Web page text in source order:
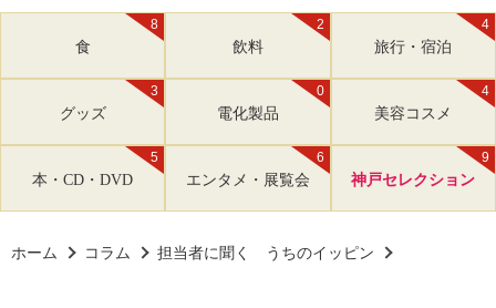
8
食
2
飲料
4
旅行・宿泊
3
グッズ
0
電化製品
4
美容コスメ
5
本・CD・DVD
6
エンタメ・展覧会
9
神戸セレクション
ホーム コラム 担当者に聞く うちのイッピン